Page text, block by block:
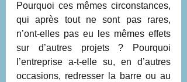
Pourquoi ces mêmes circonstances,
qui après tout ne sont pas rares,
n’ont-elles pas eu les mêmes effets
sur d’autres projets ? Pourquoi
l’entreprise a-t-elle su, en d’autres
occasions, redresser la barre ou au